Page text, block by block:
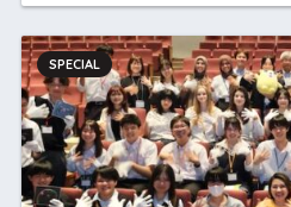
SPECIAL